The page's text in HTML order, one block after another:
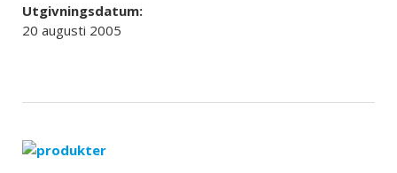
Utgivningsdatum:
20 augusti 2005